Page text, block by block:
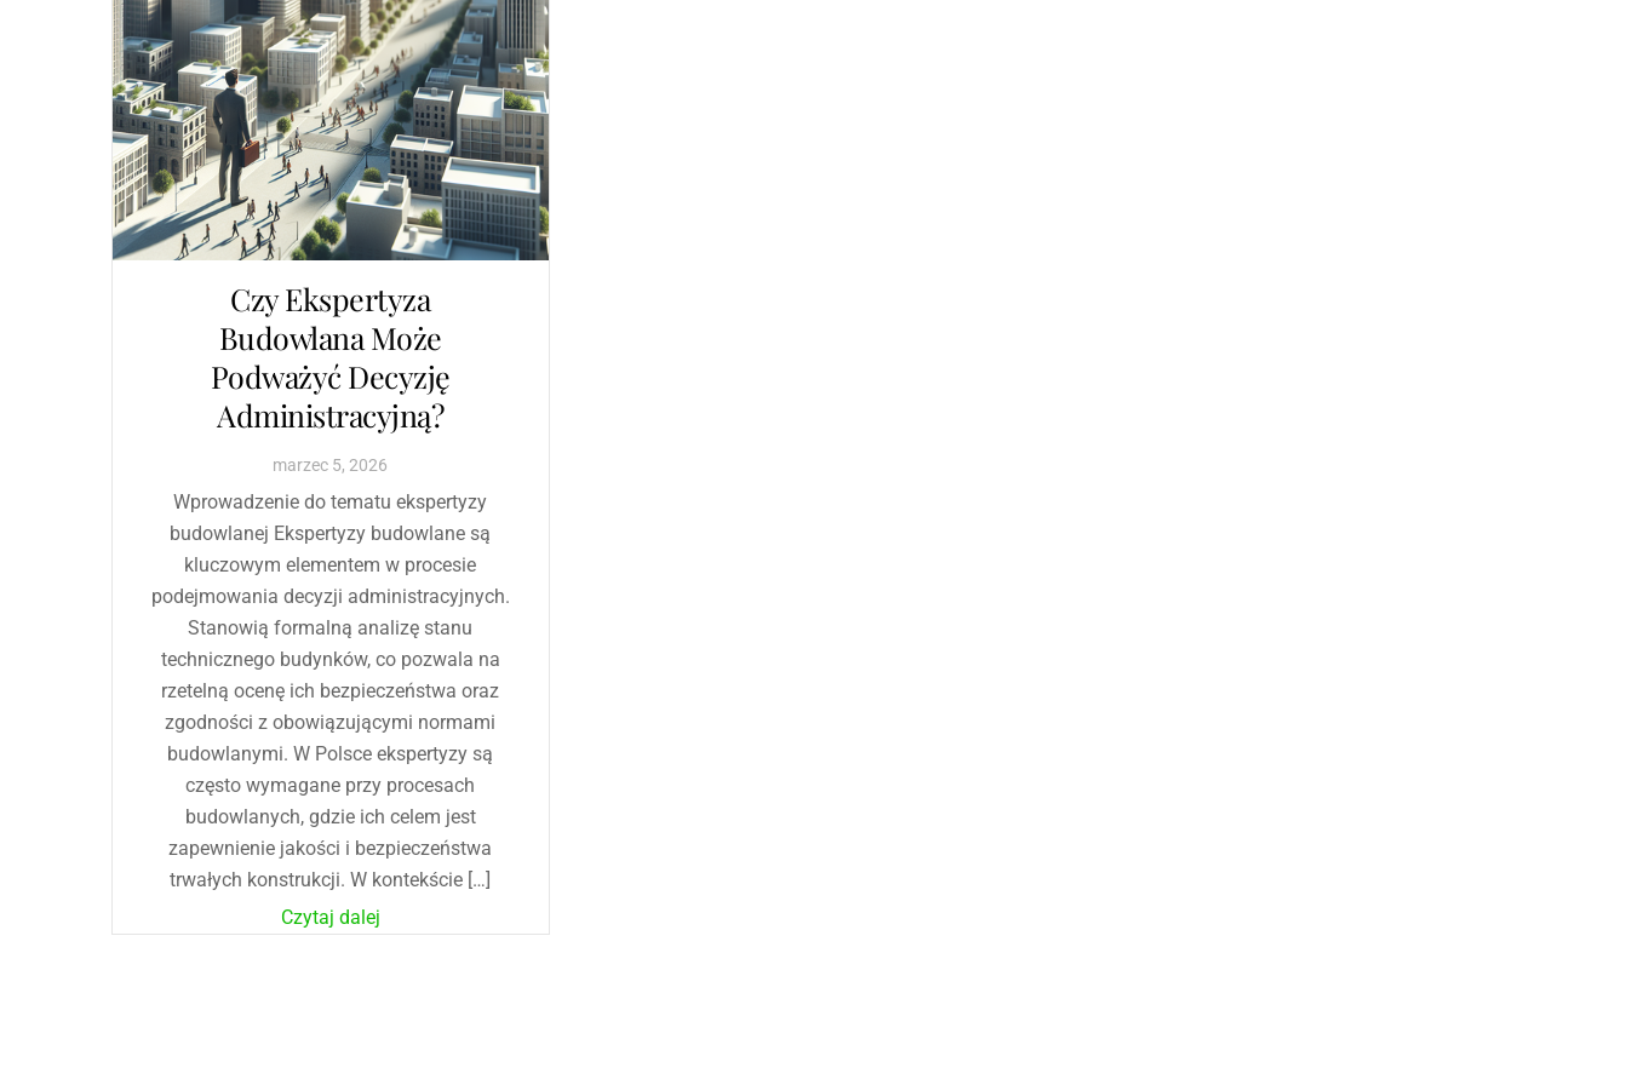
Czy Ekspertyza
Budowlana Może
Podważyć Decyzję
Administracyjną?
marzec 5,2026
Wprowadzenie do tematu ekspertyzy
budowlanej Ekspertyzy budowlane są
kluczowym elementem w procesie
podejmowania decyzji administracyjnych.
Stanowią formalną analizę stanu
technicznego budynków, co pozwala na
rzetelną ocenę ich bezpieczeństwa oraz
zgodności z obowiązującymi normami
budowlanymi. W Polsce ekspertyzy są
często wymagane przy procesach
budowlanych, gdzie ich celem jest
zapewnienie jakości i bezpieczeństwa
trwałych konstrukcji. W kontekście […]
Czytaj dalej